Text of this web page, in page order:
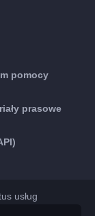
pomocy
prasowe
usług